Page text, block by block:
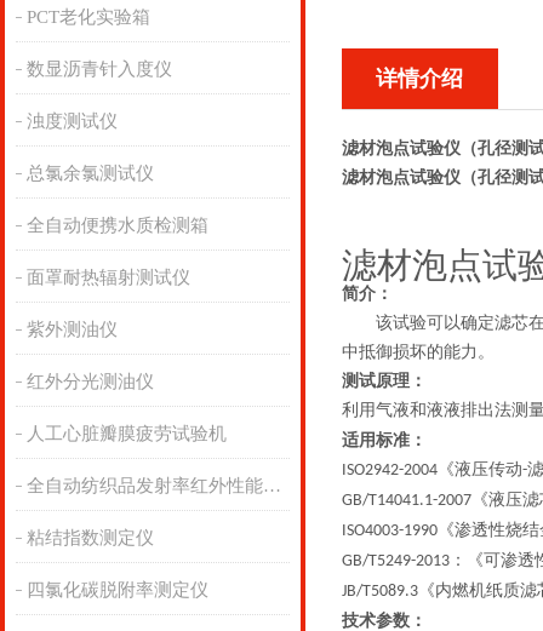
PCT老化实验箱
数显沥青针入度仪
浊度测试仪
总氯余氯测试仪
全自动便携水质检测箱
面罩耐热辐射测试仪
紫外测油仪
红外分光测油仪
人工心脏瓣膜疲劳试验机
全自动纺织品发射率红外性能分析
粘结指数测定仪
四氯化碳脱附率测定仪
详情介绍
滤材泡点试验仪（孔径测
滤材泡点试验仪（孔径测
滤材泡点试
简介：
该试验可以确定滤芯
中抵御损坏的能力。
测试原理：
利用气液和液液排出法测
适用标准：
ISO2942-2004 《液压传动-
GB/T14041.1-2007 《液压
ISO4003-1990 《渗透性烧
GB/T5249-2013 ：《可渗
JB/T5089.3 《内燃机纸质
技术参数：